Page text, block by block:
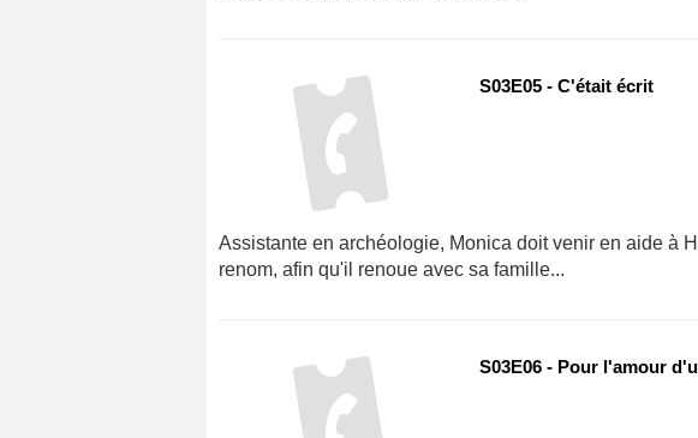
S03E05 - C'était écrit
Assistante en archéologie, Monica doit venir en aide à
renom, afin qu'il renoue avec sa famille...
S03E06 - Pour l'amour